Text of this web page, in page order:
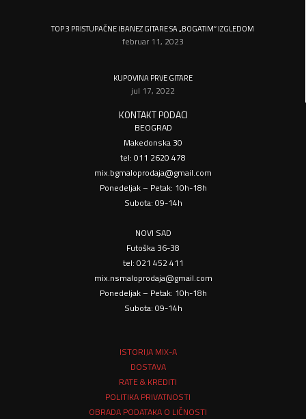
TOP 3 PRISTUPAČNE IBANEZ GITARE SA „BOGATIM“ IZGLEDOM
februar 11, 2023
KUPOVINA PRVE GITARE
jul 17, 2022
KONTAKT PODACI
BEOGRAD
Makedonska 30
tel: 011 2620 478
mix.bgmaloprodaja@gmail.com
Ponedeljak – Petak: 10h-18h
Subota: 09-14h
NOVI SAD
Futoška 36-38
tel: 021 452 411
mix.nsmaloprodaja@gmail.com
Ponedeljak – Petak: 10h-18h
Subota: 09-14h
ISTORIJA MIX-A
DOSTAVA
RATE & KREDITI
POLITIKA PRIVATNOSTI
OBRADA PODATAKA O LIČNOSTI